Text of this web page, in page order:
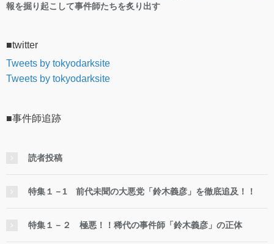
報を掘り起こして事件師たちを炙り出す
■twitter
Tweets by tokyodarksite
Tweets by tokyodarksite
■事件師追跡
読者投稿
特集１－1 前代未聞の大悪党「鈴木義彦」を徹底追及！！
特集１－２ 極悪！！稀代の事件師「鈴木義彦」の正体